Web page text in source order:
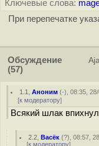
Ключевые слова:
При перепечатке
Обсуждение
(57)
1.1 ,Аноним (-), 08:35,
[к модератору]
Всякий шлак
2.2 ,Васёк (?), 08:57,
[к модератору]